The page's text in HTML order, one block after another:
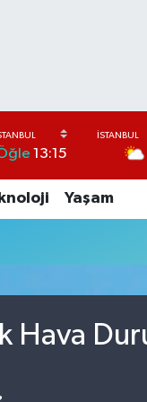
13:15
Yaşam
Hava